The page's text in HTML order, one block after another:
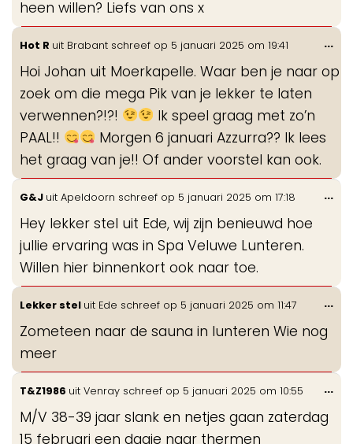
heen willen? Liefs van ons x
Hot R uit Brabant schreef op 5 januari 2025 om 19:41
Hoi Johan uit Moerkapelle. Waar ben je naar op
zoek om die mega Pik van je lekker te laten
verwennen?!?!
Ik speel graag met zo’n
PAAL!!
Morgen 6 januari Azzurra?? Ik lees
het graag van je!! Of ander voorstel kan ook.
...
G&J uit Apeldoorn schreef op 5 januari 2025 om 17:18
Hey lekker stel uit Ede, wij zijn benieuwd hoe
jullie ervaring was in Spa Veluwe Lunteren.
Willen hier binnenkort ook naar toe.
...
Lekker stel uit Ede schreef op 5 januari 2025 om 11:47
Zometeen naar de sauna in lunteren Wie nog
meer
...
T&Z1986 uit Venray schreef op 5 januari 2025 om 10:55
M/V 38-39 jaar slank en netjes gaan zaterdag
15 februari een dagje naar thermen
...